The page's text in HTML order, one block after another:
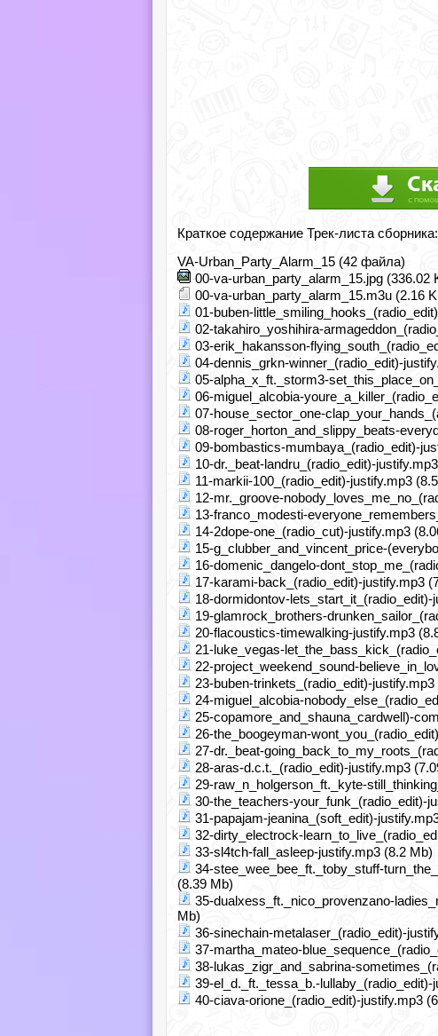
Краткое содержание Трек-листа сборника:
VA-Urban_Party_Alarm_15 (42 файла)
00-va-urban_party_alarm_15.jpg (336.02
00-va-urban_party_alarm_15.m3u (2.16
01-buben-
02-takahiro_yoshihira-
03-erik_hakansson-
04-dennis_grkn-winner_(radio_edit)-
05-alpha_x_ft._storm3-
06-miguel_alcobia-
07-house_sector_one-
08-roger_horton_and_slippy_beats-
09-bombastics-mumbaya_(radio_edit)-
10-dr._beat-landru_(radio_edit)-
11-markii-100_(radio_edit)-justify.mp3
12-mr._groove-
13-franco_modesti-
14-2dope-one_(radio_cut)-justify.mp3
15-g_clubber_and_vincent_price-
16-domenic_dangelo-
17-karami-back_(radio_edit)-justify.mp3
18-dormidontov-lets_start_it_(radio_edit)-
19-glamrock_brothers-
20-flacoustics-timewalking-justify.mp3
21-luke_vegas-
22-project_weekend_sound-
23-buben-trinkets_(radio_edit)-justify.mp3
24-miguel_alcobia-
25-copamore_and_shauna_cardwell)-
26-the_boogeyman-
27-dr._beat-
28-aras-d.c.t._(radio_edit)-justify.mp3
29-raw_n_holgerson_ft._kyte-
30-the_teachers-your_funk_(radio_edit)-
31-papajam-jeanina_(soft_edit)-
32-dirty_electrock-
33-sl4tch-fall_asleep-justify.mp3 (8.2 Mb)
34-stee_wee_bee_ft._toby_stuff-
(8.39 Mb)
35-dualxess_ft._nico_provenzano-
Mb)
36-sinechain-metalaser_(radio_edit)-
37-martha_mateo-
38-lukas_zigr_and_sabrina-
39-el_d._ft._tessa_b.-
40-ciava-orione_(radio_edit)-justify.mp3